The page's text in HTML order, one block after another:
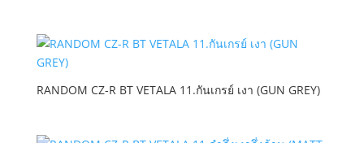
RANDOM CZ-R BT VETALA 11.กันเกรย์ เงา (GUN GREY)